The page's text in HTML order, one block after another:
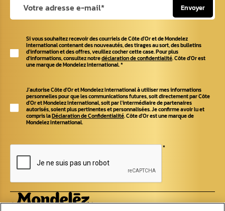
Envoyer
Si vous souhaitez recevoir des courriels de Côte d'Or et de Mondelez
International contenant des nouveautés, des tirages au sort, des bulletins
d'information et des offres, veuillez cocher cette case. Pour plus
d'informations, consultez notredéclaration de confidentialité. Côte d'Or est
une marque de Mondelez International.*
J'autorise Côte d'Or et Mondelez International à utiliser mes informations
personnelles pour que les communications futures, soit directement par Côte
d'Or et Mondelez International, soit par l'intermédiaire de partenaires
autorisés, soient plus pertinentes et personnalisées. Je confirme avoir lu et
compris laDéclaration de Confidentialité. Côte d'Or est une marque de
Mondelez International.
*